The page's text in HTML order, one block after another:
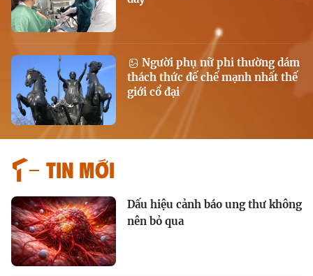
Người phụ nữ phi thường dám
thách thức đế chế mạnh nhất thế
giới cổ đại
Tin mới
Dấu hiệu cảnh báo ung thư không
nên bỏ qua